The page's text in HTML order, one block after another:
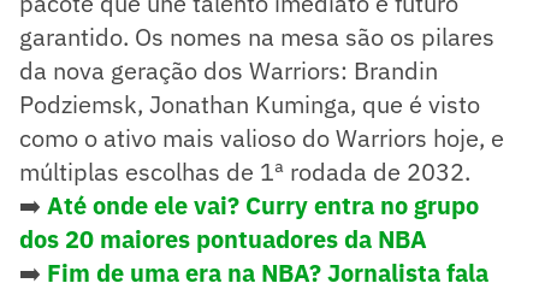
garantido. Os nomes na mesa são os pilares
da nova geração dos Warriors: Brandin
Podziemsk, Jonathan Kuminga, que é visto
como o ativo mais valioso do Warriors hoje, e
múltiplas escolhas de 1ª rodada de 2032.
➡️ Até onde ele vai? Curry entra no grupo
dos 20 maiores pontuadores da NBA
➡️ Fim de uma era na NBA? Jornalista fala